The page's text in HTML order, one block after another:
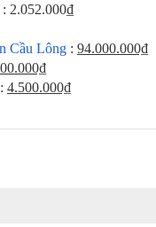
: 2.052.000₫
Cầu Lông : 94.000.000₫
: 4.500.000₫